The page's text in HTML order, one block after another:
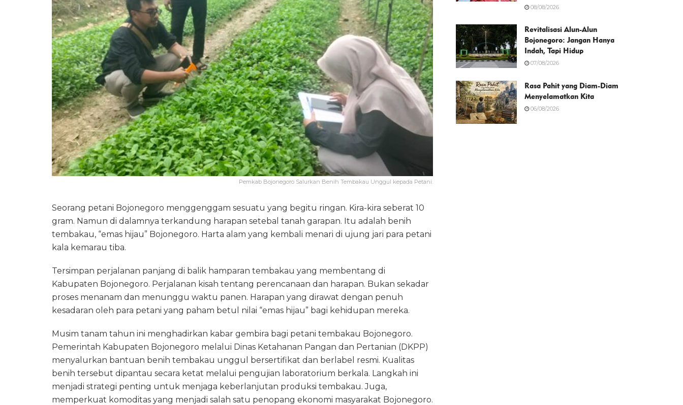
Pemkab Bojonegoro Salurkan Benih Tembakau Unggul kepada Petani.
Seorang petani Bojonegoro menggenggam sesuatu yang begitu ringan. Kira-kira seberat 10
gram. Namun di dalamnya terkandung harapan setebal tanah garapan. Itu adalah benih
tembakau, “emas hijau” Bojonegoro. Harta alam yang kembali menari di ujung jari para petani
kala kemarau tiba.
Tersimpan perjalanan panjang di balik hamparan tembakau yang membentang di
Kabupaten Bojonegoro. Perjalanan kisah tentang perencanaan dan harapan. Bukan sekadar
proses menanam dan menunggu waktu panen. Harapan yang dirawat dengan penuh
kesadaran oleh para petani yang paham betul nilai “emas hijau” bagi kehidupan mereka.
Musim tanam tahun ini menghadirkan kabar gembira bagi petani tembakau Bojonegoro.
Pemerintah Kabupaten Bojonegoro melalui Dinas Ketahanan Pangan dan Pertanian (DKPP)
menyalurkan bantuan benih tembakau unggul bersertifikat dan berlabel resmi. Kualitas
benih tersebut dipantau secara ketat melalui pengujian laboratorium berkala. Langkah ini
menjadi strategi penting untuk menjaga keberlanjutan produksi tembakau. Juga,
memperkuat komoditas yang menjadi salah satu penopang ekonomi masyarakat Bojonegoro.
08/08/2026
Revitalisasi Alun-Alun
Bojonegoro: Jangan Hanya
Indah, Tapi Hidup
07/08/2026
Rasa Pahit yang Diam-Diam
Menyelamatkan Kita
06/08/2026